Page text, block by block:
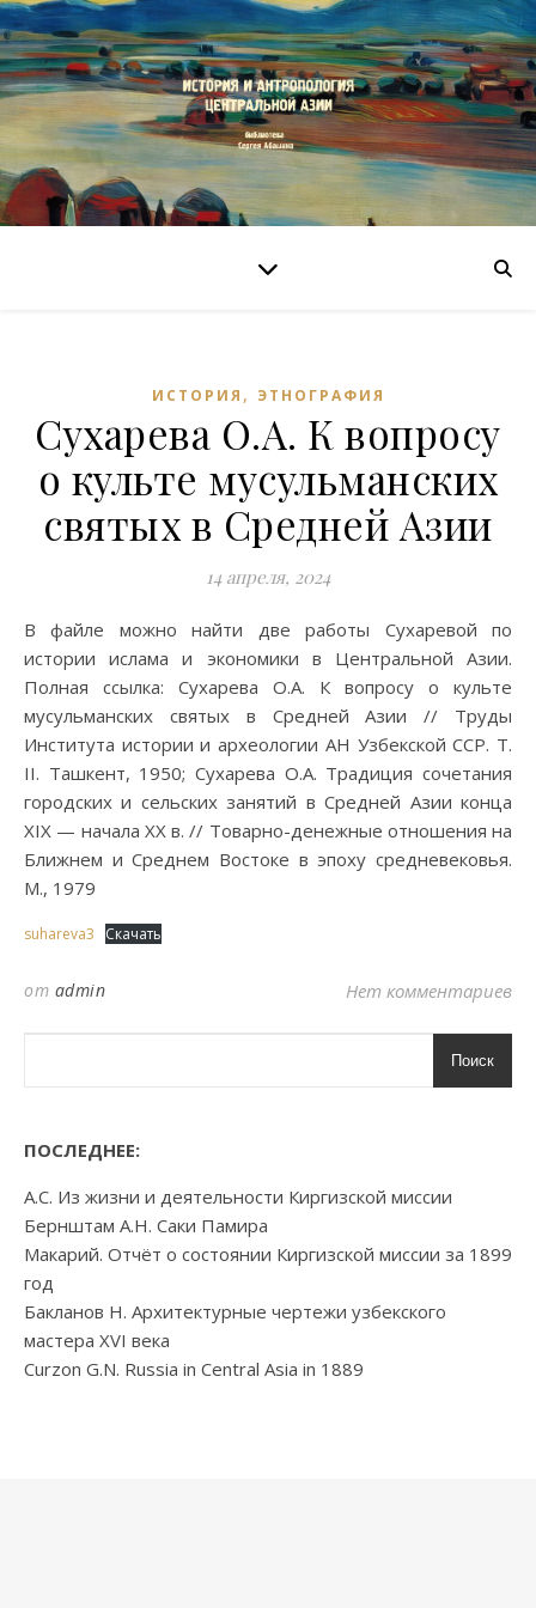
ИСТОРИЯ , ЭТНОГРАФИЯ
Сухарева О.А. К вопросу
о культе мусульманских
святых в Средней Азии
14 апреля, 2024
В файле можно найти две работы Сухаревой по
истории ислама и экономики в Центральной Азии.
Полная ссылка: Сухарева О.А. К вопросу о культе
мусульманских святых в Средней Азии // Труды
Института истории и археологии АН Узбекской ССР. Т.
II. Ташкент, 1950; Сухарева О.А. Традиция сочетания
городских и сельских занятий в Средней Азии конца
XIX — начала XX в. // Товарно-денежные отношения на
Ближнем и Среднем Востоке в эпоху средневековья.
М., 1979
suhareva3 Скачать
от admin Нет комментариев
Поиск
ПОСЛЕДНЕЕ:
А.С. Из жизни и деятельности Киргизской миссии
Бернштам А.Н. Саки Памира
Макарий. Отчёт о состоянии Киргизской миссии за 1899
год
Бакланов Н. Архитектурные чертежи узбекского
мастера XVI века
Curzon G.N. Russia in Central Asia in 1889